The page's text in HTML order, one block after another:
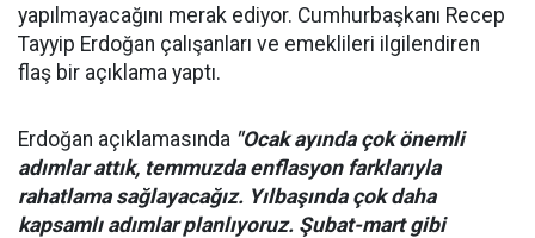
yapılmayacağını merak ediyor. Cumhurbaşkanı Recep
Tayyip Erdoğan çalışanları ve emeklileri ilgilendiren
flaş bir açıklama yaptı.
Erdoğan açıklamasında "Ocak ayında çok önemli
adımlar attık, temmuzda enflasyon farklarıyla
rahatlama sağlayacağız. Yılbaşında çok daha
kapsamlı adımlar planlıyoruz. Şubat-mart gibi